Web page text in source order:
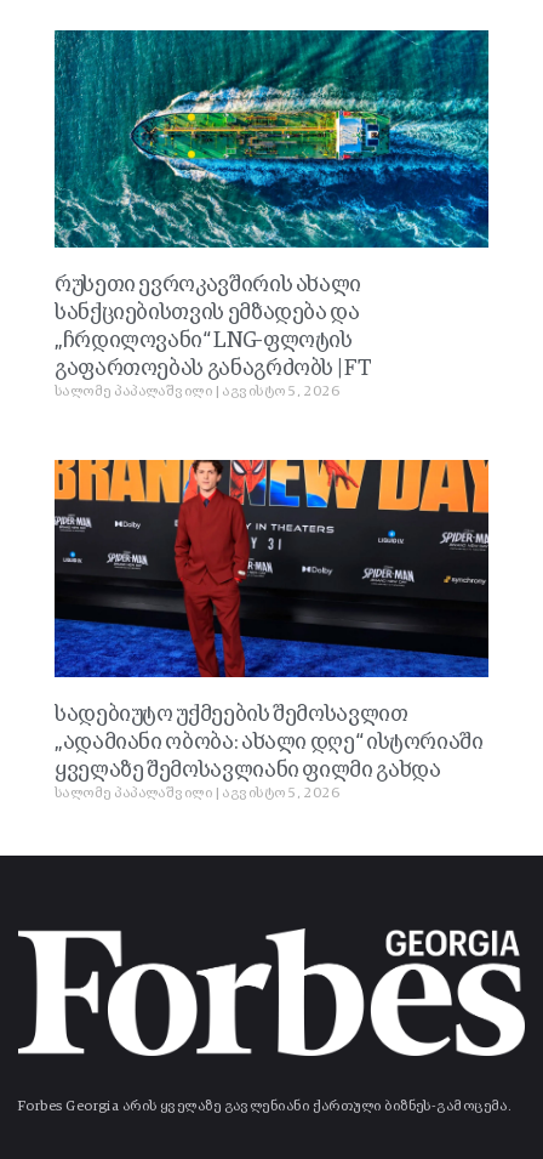
რუსეთი ევროკავშირის ახალი
სანქციებისთვის ემზადება და
„ჩრდილოვანი“ LNG-ფლოტის
გაფართოებას განაგრძობს | FT
სალომე პაპალაშვილი აგვისტო 5, 2026
სადებიუტო უქმეების შემოსავლით
„ადამიანი ობობა: ახალი დღე“ ისტორიაში
ყველაზე შემოსავლიანი ფილმი გახდა
სალომე პაპალაშვილი აგვისტო 5, 2026
Forbes Georgia არის ყველაზე გავლენიანი ქართული ბიზნეს-გამოცემა.